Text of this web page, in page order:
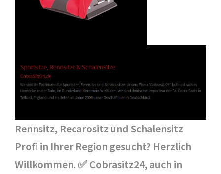
Rennsitz, Recarositz und Schalensitz
Profi in Ihrer Region gesucht? Herzlich
Willkommen. ✅ Cobrasitz24, auch in